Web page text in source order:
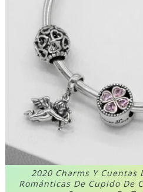
2020 Charms Y Cuentas
Románticas De Cupido De